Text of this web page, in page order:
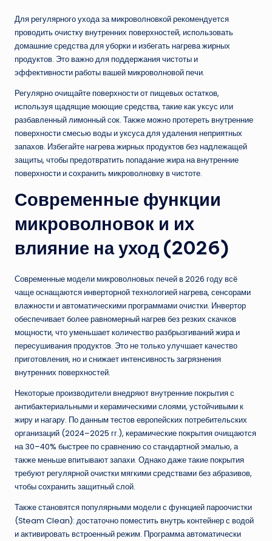
Для регулярного ухода за микроволновкой рекомендуется
проводить очистку внутренних поверхностей, использовать
домашние средства для уборки и избегать нагрева жирных
продуктов. Это важно для поддержания чистоты и
эффективности работы вашей микроволновой печи.
Регулярно очищайте поверхности от пищевых остатков,
используя щадящие моющие средства, такие как уксус или
разбавленный лимонный сок. Также можно протереть внутренние
поверхности смесью воды и уксуса для удаления неприятных
запахов. Избегайте нагрева жирных продуктов без надлежащей
защиты, чтобы предотвратить попадание жира на внутренние
поверхности и сохранить микроволновку в чистоте.
Современные функции
микроволновок и их
влияние на уход (2026)
Современные модели микроволновых печей в 2026 году всё
чаще оснащаются инверторной технологией нагрева, сенсорами
влажности и автоматическими программами очистки. Инвертор
обеспечивает более равномерный нагрев без резких скачков
мощности, что уменьшает количество разбрызгиваний жира и
пересушивания продуктов. Это не только улучшает качество
приготовления, но и снижает интенсивность загрязнения
внутренних поверхностей.
Некоторые производители внедряют внутренние покрытия с
антибактериальными и керамическими слоями, устойчивыми к
жиру и нагару. По данным тестов европейских потребительских
организаций (2024–2025 гг.), керамические покрытия очищаются
на 30–40% быстрее по сравнению со стандартной эмалью, а
также меньше впитывают запахи. Однако даже такие покрытия
требуют регулярной очистки мягкими средствами без абразивов,
чтобы сохранить защитный слой.
Также становятся популярными модели с функцией пароочистки
(Steam Clean): достаточно поместить внутрь контейнер с водой
и активировать встроенный режим. Программа автоматически